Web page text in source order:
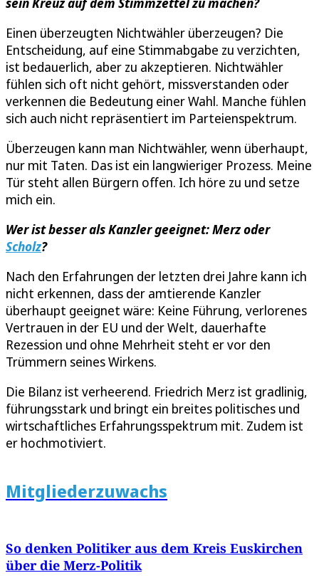
Einen überzeugten Nichtwähler überzeugen? Die
Entscheidung, auf eine Stimmabgabe zu verzichten,
ist bedauerlich, aber zu akzeptieren. Nichtwähler
fühlen sich oft nicht gehört, missverstanden oder
verkennen die Bedeutung einer Wahl. Manche fühlen
sich auch nicht repräsentiert im Parteienspektrum.
Überzeugen kann man Nichtwähler, wenn überhaupt,
nur mit Taten. Das ist ein langwieriger Prozess. Meine
Tür steht allen Bürgern offen. Ich höre zu und setze
mich ein.
Wer ist besser als Kanzler geeignet: Merz oder
Scholz?
Nach den Erfahrungen der letzten drei Jahre kann ich
nicht erkennen, dass der amtierende Kanzler
überhaupt geeignet wäre: Keine Führung, verlorenes
Vertrauen in der EU und der Welt, dauerhafte
Rezession und ohne Mehrheit steht er vor den
Trümmern seines Wirkens.
Die Bilanz ist verheerend. Friedrich Merz ist gradlinig,
führungsstark und bringt ein breites politisches und
wirtschaftliches Erfahrungsspektrum mit. Zudem ist
er hochmotiviert.
Mitgliederzuwachs
So denken Politiker aus dem Kreis Euskirchen
über die Merz-Politik